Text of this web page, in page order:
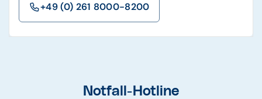
+49 (0) 261 8000-8200
Notfall-Hotline